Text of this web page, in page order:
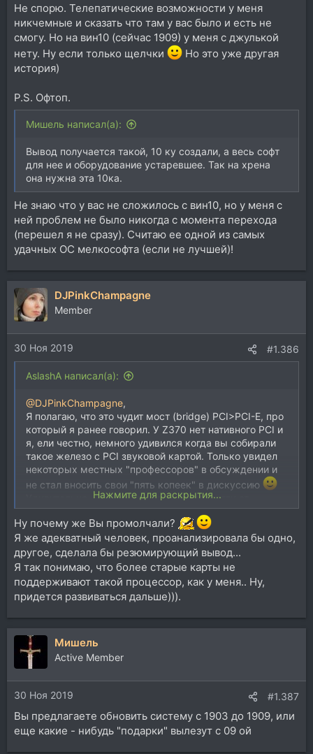
Не спорю. Телепатические возможности у меня
никчемные и сказать что там у вас было и есть не
смогу. Но на вин10 (сейчас 1909) у меня с джулькой
нету. Ну если только щелчки
Но это уже другая
история)
P.S. Офтоп.
Мишель написал(а):
Вывод получается такой, 10 ку создали, а весь софт
для нее и оборудование устаревшее. Так на хрена
она нужна эта 10ка.
Не знаю что у вас не сложилось с вин10, но у меня с
ней проблем не было никогда с момента перехода
(перешел я не сразу). Считаю ее одной из самых
удачных ОС мелкософта (если не лучшей)!
DJPinkChampagne
Member
30 Ноя 2019 #1.386
AslashA написал(а):
@DJPinkChampagne,
Я полагаю, что это чудит мост (bridge) PCI>PCI-E, про
который я ранее говорил. У Z370 нет нативного PCI и
я, ели честно, немного удивился когда вы собирали
такое железо с PCI звуковой картой. Только увидел
некоторых местных "профессоров" в обсуждении и
не стал вносить свои "пять копеек" в дискуссию
Удивительно, что они вас не предостерегли от
потенциального риска? Там как раз одного из них
замкнуло на задержках))
Нажмите для раскрытия...
Ну почему же Вы промолчали?
Я же адекватный человек, проанализировала бы одно,
другое, сделала бы резюмирующий вывод...
Я так понимаю, что более старые карты не
поддерживают такой процессор, как у меня.. Ну,
придется развиваться дальше))).
Мишель
Active Member
30 Ноя 2019 #1.387
Вы предлагаете обновить систему с 1903 до 1909, или
еще какие - нибудь "подарки" вылезут с 09 ой